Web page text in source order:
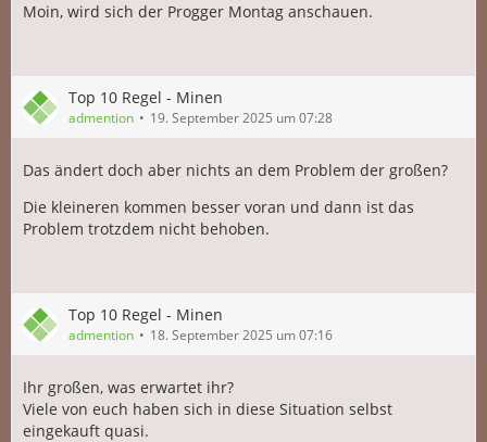
Moin, wird sich der Progger Montag anschauen.
Top 10 Regel - Minen
admention 19. September 2025 um 07:28
Das ändert doch aber nichts an dem Problem der großen?
Die kleineren kommen besser voran und dann ist das
Problem trotzdem nicht behoben.
Top 10 Regel - Minen
admention 18. September 2025 um 07:16
Ihr großen, was erwartet ihr?
Viele von euch haben sich in diese Situation selbst
eingekauft quasi.